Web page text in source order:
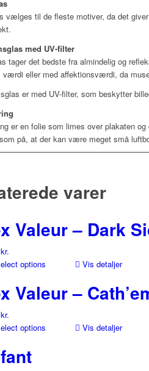
vælges til de fleste motiver, da det
med UV-filter
tager det bedste fra almindelig og
værdi eller med affektionsværdi, da
er med UV-filter, som beskytter
er en folie som limes over plakaten
på, at der kan være meget små
varer
Valeur – Dark
kr.
options
Vis detaljer
Valeur –
kr.
options
Vis detaljer